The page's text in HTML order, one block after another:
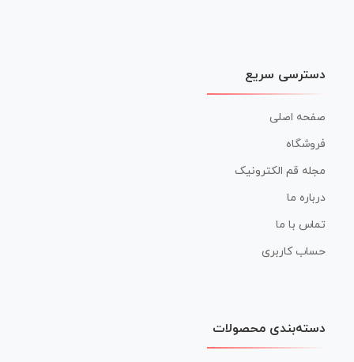
دسترسی سریع
صفحه اصلی
فروشگاه
مجله قم الکترونیک
درباره ما
تماس با ما
حساب کاربری
دسته‌بندی محصولات